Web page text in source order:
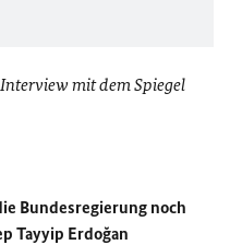
mit dem Spiegel
Bundesregierung noch
Tayyip Erdoğan